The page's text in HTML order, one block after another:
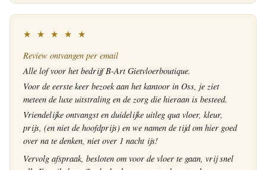
★ ★ ★ ★ ★
Review ontvangen per email
Alle lof voor het bedrijf B-Art Gietvloerboutique.
Voor de eerste keer bezoek aan het kantoor in Oss, je ziet
meteen de luxe uitstraling en de zorg die hieraan is besteed.
Vriendelijke ontvangst en duidelijke uitleg qua vloer, kleur,
prijs, (en niet de hoofdprijs) en we namen de tijd om hier goed
over na te denken, niet over 1 nacht ijs!
Vervolg afspraak, besloten om voor de vloer te gaan, vrij snel